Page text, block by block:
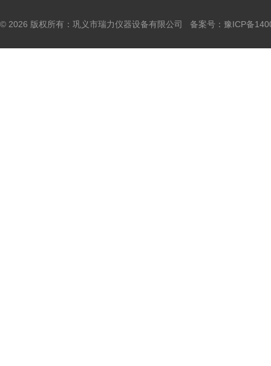
© 2026 版权所有：巩义市瑞力仪器设备有限公司 备案号： 豫ICP备